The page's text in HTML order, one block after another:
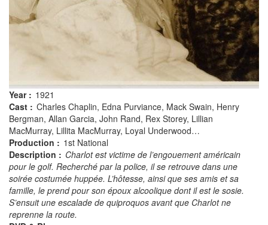
Year : 1921
Cast : Charles Chaplin, Edna Purviance, Mack Swain, Henry
Bergman, Allan Garcia, John Rand, Rex Storey, Lillian
MacMurray, Lillita MacMurray, Loyal Underwood…
Production : 1st National
Description : Charlot est victime de l’engouement américain
pour le golf. Recherché par la police, il se retrouve dans une
soirée costumée huppée. L’hôtesse, ainsi que ses amis et sa
famille, le prend pour son époux alcoolique dont il est le sosie.
S’ensuit une escalade de quiproquos avant que Charlot ne
reprenne la route.